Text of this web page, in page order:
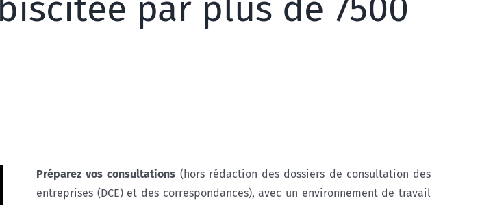
par plus de 7500
Préparez vos consultations (hors rédaction des dossiers de consultation des
entreprises (DCE) et des correspondances), avec un environnement de travail